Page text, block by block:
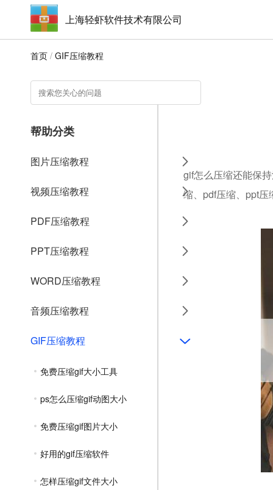
上海轻虾软件技术有限公司
首页 / GIF压缩教程
帮助分类
图片压缩教程
视频压缩教程
PDF压缩教程
PPT压缩教程
WORD压缩教程
音频压缩教程
GIF压缩教程
免费压缩gif大小工具
ps怎么压缩gif动图大小
免费压缩gif图片大小
好用的gif压缩软件
怎样压缩gif文件大小
gif怎么压缩还能保
缩、pdf压缩、ppt